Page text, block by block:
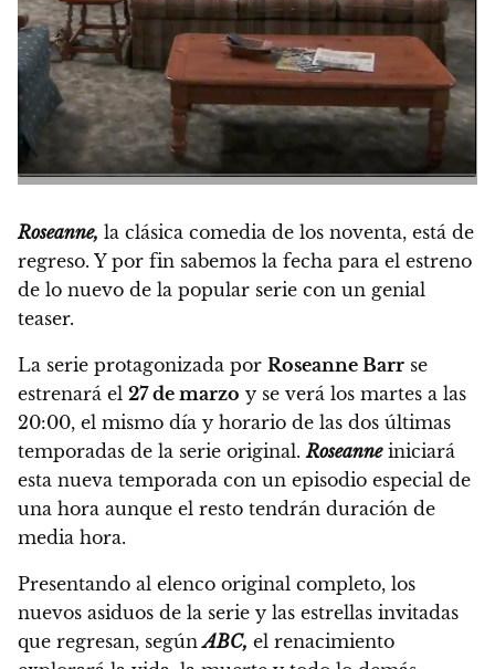
Roseanne, la clásica comedia de los noventa, está de
regreso. Y por fin sabemos la fecha para el estreno
de lo nuevo de la popular serie con un genial
teaser.
La serie protagonizada por Roseanne Barr se
estrenará el 27 de marzo y se verá los martes a las
20:00, el mismo día y horario de las dos últimas
temporadas de la serie original. Roseanneiniciará
esta nueva temporada con un episodio especial de
una hora aunque el resto tendrán duración de
media hora.
Presentando al elenco original completo, los
nuevos asiduos de la serie y las estrellas invitadas
que regresan, segúnABC, el renacimiento